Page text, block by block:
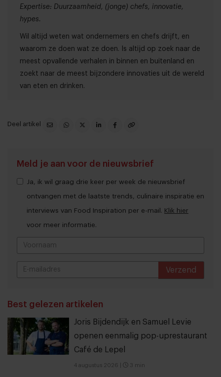
Expertise: Duurzaamheid, (jonge) chefs, innovatie,
hypes.
Wil altijd weten wat ondernemers en chefs drijft, en
waarom ze doen wat ze doen. Is altijd op zoek naar de
meest opvallende verhalen in binnen en buitenland en
zoekt naar de meest bijzondere innovaties uit de wereld
van eten en drinken.
Deel artikel
Meld je aan voor de nieuwsbrief
Ja, ik wil graag drie keer per week de nieuwsbrief
ontvangen met de laatste trends, culinaire inspiratie en
interviews van Food Inspiration per e-mail. Klik hier
voor meer informatie.
Verzend
Best gelezen artikelen
Joris Bijdendijk en Samuel Levie
openen eenmalig pop-uprestaurant
Café de Lepel
4 augustus 2026 3 min